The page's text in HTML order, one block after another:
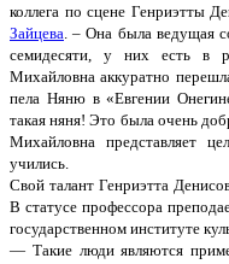
коллега по сцене Генриэтты
Зайцева . – Она была ведущая
семидесяти, у них есть в
Михайловна аккуратно
пела Няню в «Евгении
такая няня! Это была очень
Михайловна представляет
учились.
Свой талант Генриэтта
В статусе профессора
государственном институте
— Такие люди являются